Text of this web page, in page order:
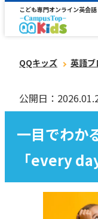
こども専門オンライン英会話
QQキッズ 英語ブ
公開日：
一目でわか
「every